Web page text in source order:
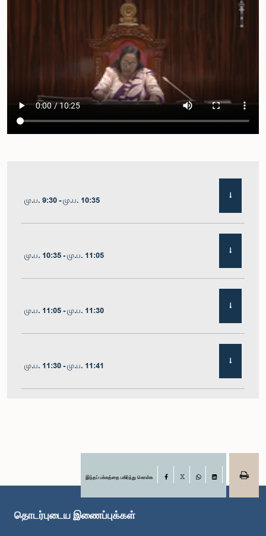
மு.ப. 9:30 - மு.ப. 10:35
மு.ப. 10:35 - மு.ப. 11:05
மு.ப. 11:05 - மு.ப. 11:30
மு.ப. 11:30 - மு.ப. 11:41
மு.ப. 11:54 - பி.ப. 12:10இந்தப் பக்கத்தை பகிர்ந்து கொள்க Facebook
LinkedIn
தொடர்புடைய இணைப்புக்கள்